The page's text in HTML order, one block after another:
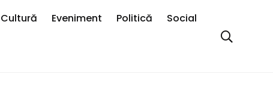
Cultură Eveniment Politică
Social